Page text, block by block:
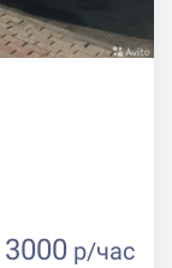
3000 р/час